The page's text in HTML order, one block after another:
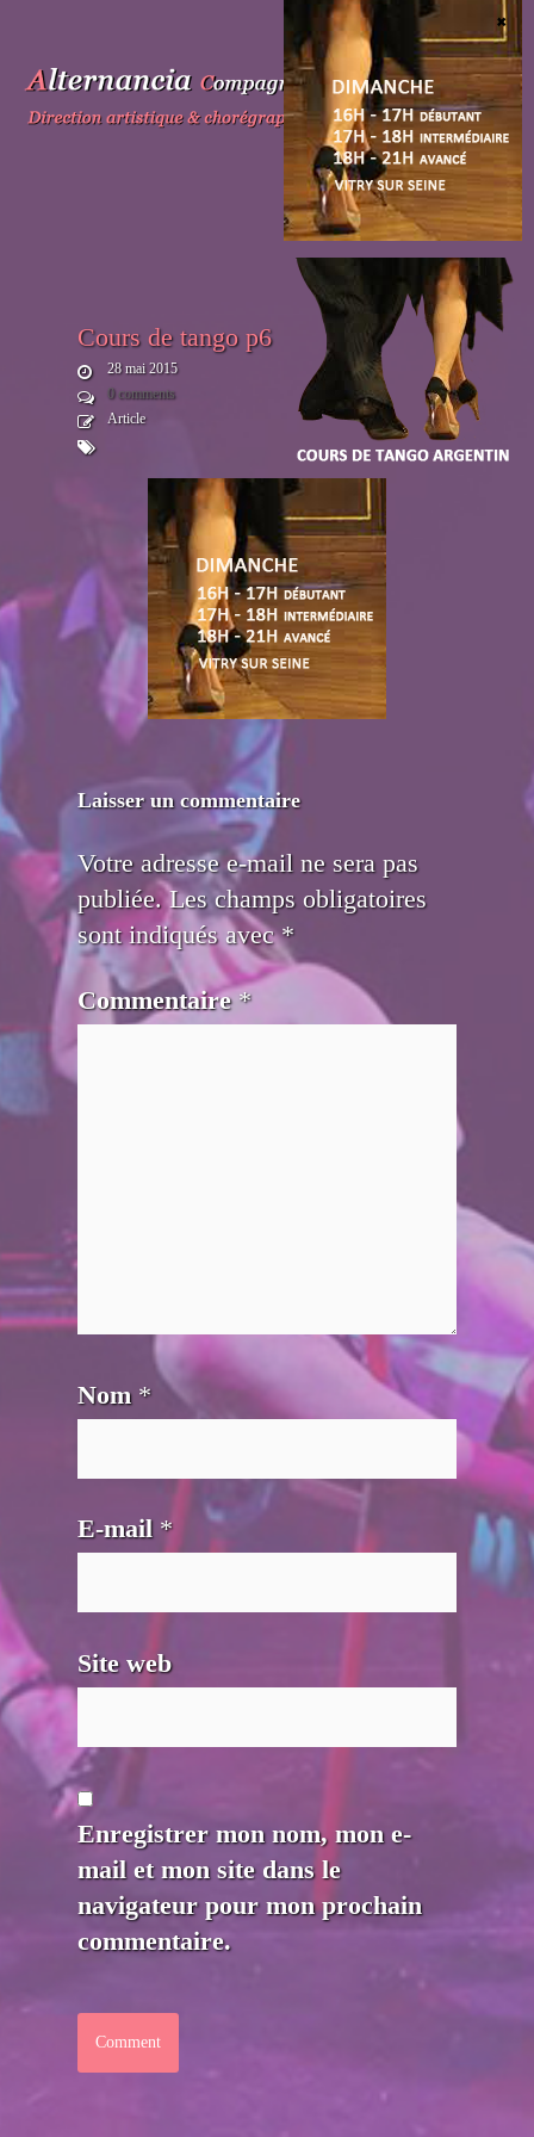
Cours de tango p6
28 mai 2015
0 comments
Article
Laisser un commentaire
Votre adresse e-mail ne sera pas
publiée. Les champs obligatoires
sont indiqués avec*
Commentaire *
Nom *
E-mail *
Site web
Enregistrer mon nom, mon e-
mail et mon site dans le
navigateur pour mon prochain
commentaire.